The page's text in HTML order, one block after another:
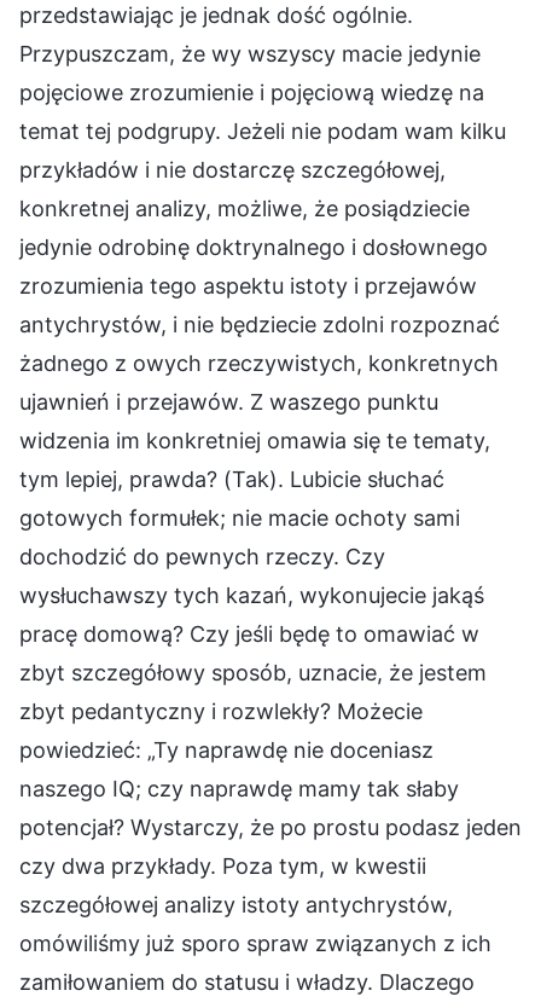
przedstawiając je jednak dość ogólnie.
Przypuszczam, że wy wszyscy macie jedynie
pojęciowe zrozumienie i pojęciową wiedzę na
temat tej podgrupy. Jeżeli nie podam wam kilku
przykładów i nie dostarczę szczegółowej,
konkretnej analizy, możliwe, że posiądziecie
jedynie odrobinę doktrynalnego i dosłownego
zrozumienia tego aspektu istoty i przejawów
antychrystów, i nie będziecie zdolni rozpoznać
żadnego z owych rzeczywistych, konkretnych
ujawnień i przejawów. Z waszego punktu
widzenia im konkretniej omawia się te tematy,
tym lepiej, prawda? (Tak). Lubicie słuchać
gotowych formułek; nie macie ochoty sami
dochodzić do pewnych rzeczy. Czy
wysłuchawszy tych kazań, wykonujecie jakąś
pracę domową? Czy jeśli będę to omawiać w
zbyt szczegółowy sposób, uznacie, że jestem
zbyt pedantyczny i rozwlekły? Możecie
powiedzieć: „Ty naprawdę nie doceniasz
naszego IQ; czy naprawdę mamy tak słaby
potencjał? Wystarczy, że po prostu podasz jeden
czy dwa przykłady. Poza tym, w kwestii
szczegółowej analizy istoty antychrystów,
omówiliśmy już sporo spraw związanych z ich
zamiłowaniem do statusu i władzy. Dlaczego